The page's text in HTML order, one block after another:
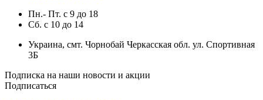
Пн.- Пт. с 9 до 18
Сб. с 10 до 14
Украина, смт. Чорнобай Черкасская обл. ул. Спортивная
3Б
Подписка на наши новости и акции
Подписаться